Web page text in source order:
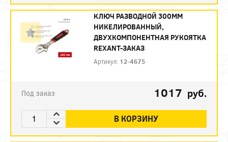
КЛЮЧ РАЗВОДНОЙ 300ММ
НИКЕЛИРОВАННЫЙ,
ДВУХКОМПОНЕНТНАЯ РУКОЯТКА
REXANT-ЗАКАЗ
Артикул: 12-4675
Под заказ 1017 руб.
В КОРЗИНУ